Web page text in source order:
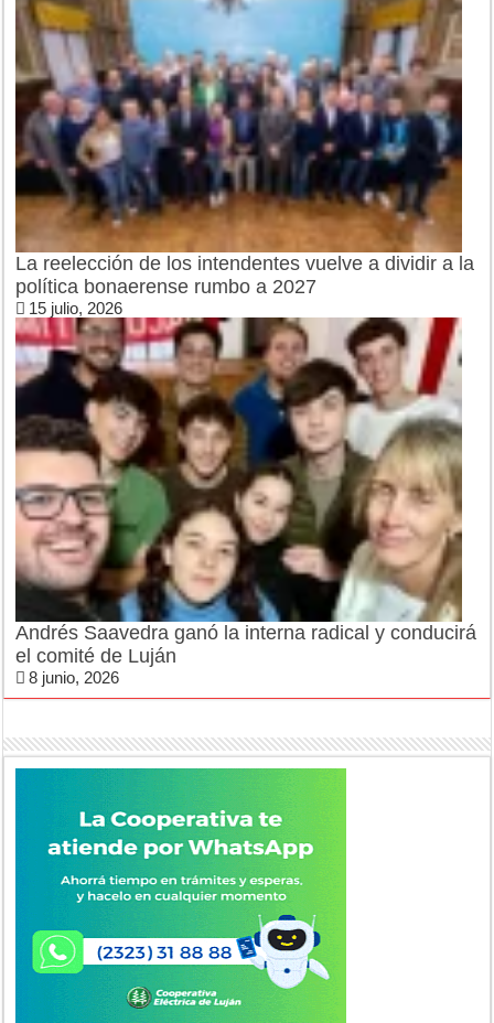
La reelección de los intendentes vuelve a dividir a la
política bonaerense rumbo a 2027
15 julio, 2026
Andrés Saavedra ganó la interna radical y conducirá
el comité de Luján
8 junio, 2026